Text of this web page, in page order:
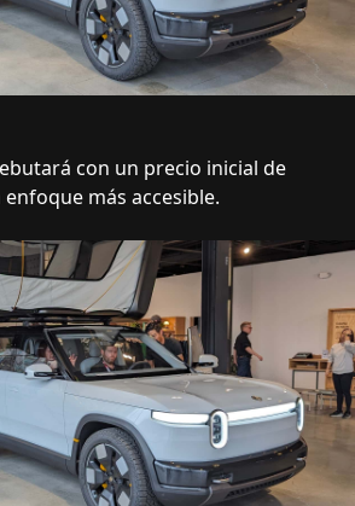
con un precio inicial de
más accesible.